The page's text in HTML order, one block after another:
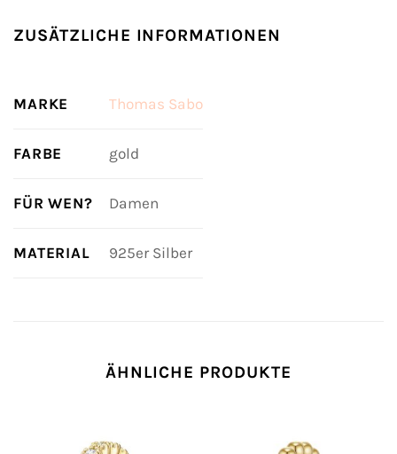
ZUSÄTZLICHE INFORMATIONEN
MARKE Thomas Sabo
FARBE gold
FÜR WEN? Damen
MATERIAL 925er Silber
ÄHNLICHE PRODUKTE